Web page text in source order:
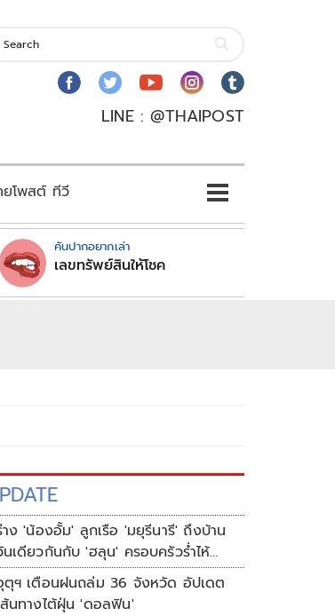
LINE : @THAIPOST
ยโพสต์ ทีวี
คันปากอยากเล่า
เลขทรัพย์สินให้โชค
ง 'น้องอั้ม' ลูกเรือ 'มยุรีนารี' ถึงบ้าน
นเดียวกันกับ 'ฮลุน' ครอบครัวร่ำไห้
ยฝันอยากเป็นทหารเรือ
ตุฯ เตือนฝนถล่ม 36 จังหวัด อัปเดต
ส้นทางไต้ฝุ่น 'ดอลฟิน'